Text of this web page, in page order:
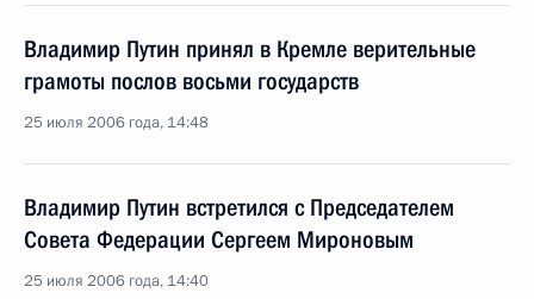
Владимир Путин принял в Кремле верительные
грамоты послов восьми государств
25 июля 2006 года, 14:48
Владимир Путин встретился с Председателем
Совета Федерации Сергеем Мироновым
25 июля 2006 года, 14:40